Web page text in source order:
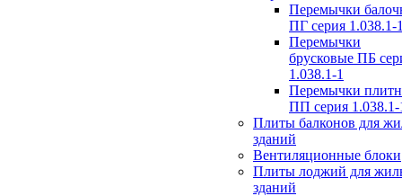
Перемычки
ПГ серия 1.038.1-
Перемычки
брусковые ПБ
1.038.1-1
Перемычки
ПП серия 1.038.1-
Плиты балконов для
зданий
Вентиляционные блоки
Плиты лоджий для
зданий